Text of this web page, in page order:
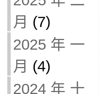
月 (7)
2025 年 一
月 (4)
2024 年 十